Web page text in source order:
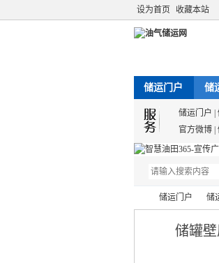
设为首页 收藏本站
储运门户 储
储运门户
官方微博
储运门户 储
储罐